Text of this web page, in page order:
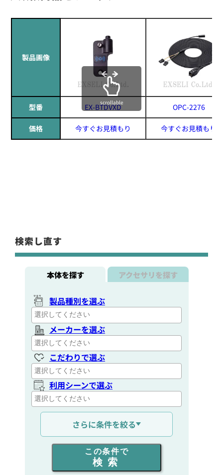
製品画像
型番 EX-BTDVXD OPC-2276
価格 今すぐお見積もり 今すぐお見積もり
scrollable
検索し直す
本体を探す アクセサリを探す
製品種別を選ぶ
メーカーを選ぶ
こだわりで選ぶ
利用シーンで選ぶ
通信距離を選ぶ
出力を選ぶ
同時通話人数を選ぶ
さらに条件を絞る
この条件で
検索